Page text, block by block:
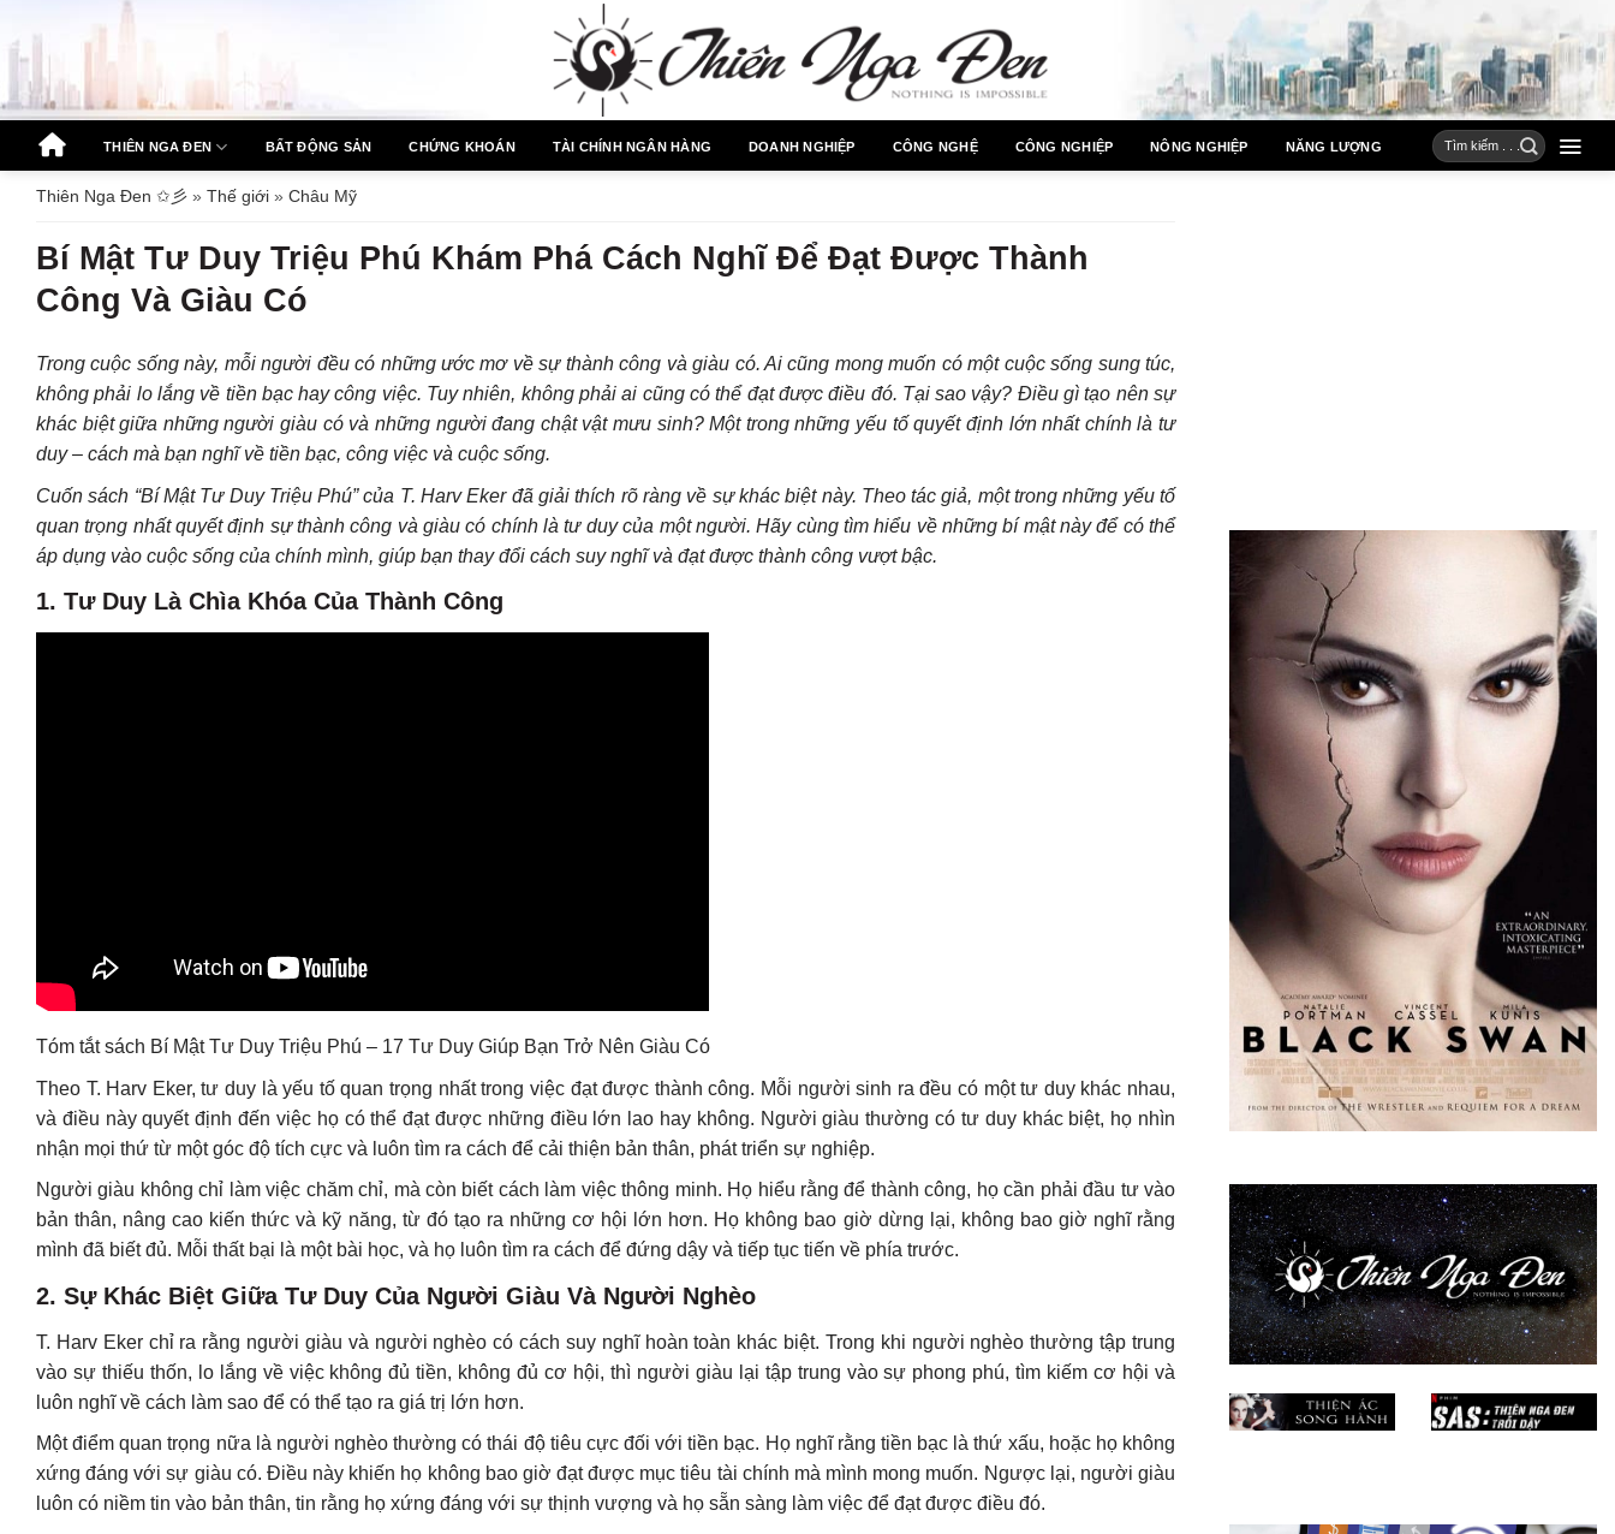
qua
dung
THIÊN NGA ĐEN BẤT ĐỘNG SẢN CHỨNG KHOÁN TÀI CHÍNH NGÂN HÀNG DOANH NGHIỆP CÔNG NGHỆ CÔNG NGHIỆP NÔNG NGHIỆP NĂNG LƯỢNG
Thiên Nga Đen ✩彡 » Thế giới » Châu Mỹ
Bí Mật Tư Duy Triệu Phú Khám Phá Cách Nghĩ Để Đạt Được Thành
Công Và Giàu Có
Trong cuộc sống này, mỗi người đều có những ước mơ về sự thành công và giàu có. Ai cũng mong muốn có một cuộc sống sung túc,
không phải lo lắng về tiền bạc hay công việc. Tuy nhiên, không phải ai cũng có thể đạt được điều đó. Tại sao vậy? Điều gì tạo nên sự
khác biệt giữa những người giàu có và những người đang chật vật mưu sinh? Một trong những yếu tố quyết định lớn nhất chính là tư
duy – cách mà bạn nghĩ về tiền bạc, công việc và cuộc sống.
Cuốn sách “Bí Mật Tư Duy Triệu Phú” của T. Harv Eker đã giải thích rõ ràng về sự khác biệt này. Theo tác giả, một trong những yếu tố
quan trọng nhất quyết định sự thành công và giàu có chính là tư duy của một người. Hãy cùng tìm hiểu về những bí mật này để có thể
áp dụng vào cuộc sống của chính mình, giúp bạn thay đổi cách suy nghĩ và đạt được thành công vượt bậc.
1. Tư Duy Là Chìa Khóa Của Thành Công
Tóm tắt sách Bí Mật Tư Duy Triệu Phú – 17 Tư Duy Giúp Bạn Trở Nên Giàu Có
Theo T. Harv Eker, tư duy là yếu tố quan trọng nhất trong việc đạt được thành công. Mỗi người sinh ra đều có một tư duy khác nhau,
và điều này quyết định đến việc họ có thể đạt được những điều lớn lao hay không. Người giàu thường có tư duy khác biệt, họ nhìn
nhận mọi thứ từ một góc độ tích cực và luôn tìm ra cách để cải thiện bản thân, phát triển sự nghiệp.
Người giàu không chỉ làm việc chăm chỉ, mà còn biết cách làm việc thông minh. Họ hiểu rằng để thành công, họ cần phải đầu tư vào
bản thân, nâng cao kiến thức và kỹ năng, từ đó tạo ra những cơ hội lớn hơn. Họ không bao giờ dừng lại, không bao giờ nghĩ rằng
mình đã biết đủ. Mỗi thất bại là một bài học, và họ luôn tìm ra cách để đứng dậy và tiếp tục tiến về phía trước.
2. Sự Khác Biệt Giữa Tư Duy Của Người Giàu Và Người Nghèo
T. Harv Eker chỉ ra rằng người giàu và người nghèo có cách suy nghĩ hoàn toàn khác biệt. Trong khi người nghèo thường tập trung
vào sự thiếu thốn, lo lắng về việc không đủ tiền, không đủ cơ hội, thì người giàu lại tập trung vào sự phong phú, tìm kiếm cơ hội và
luôn nghĩ về cách làm sao để có thể tạo ra giá trị lớn hơn.
Một điểm quan trọng nữa là người nghèo thường có thái độ tiêu cực đối với tiền bạc. Họ nghĩ rằng tiền bạc là thứ xấu, hoặc họ không
xứng đáng với sự giàu có. Điều này khiến họ không bao giờ đạt được mục tiêu tài chính mà mình mong muốn. Ngược lại, người giàu
luôn có niềm tin vào bản thân, tin rằng họ xứng đáng với sự thịnh vượng và họ sẵn sàng làm việc để đạt được điều đó.